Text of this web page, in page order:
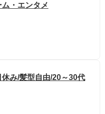
・エンタメ
み/髪型自由/20～30代